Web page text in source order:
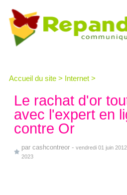
Accueil du site > Internet >
Le rachat d'or
avec l'expert en
contre Or
par cashcontreor - vendredi 01 juin
2023